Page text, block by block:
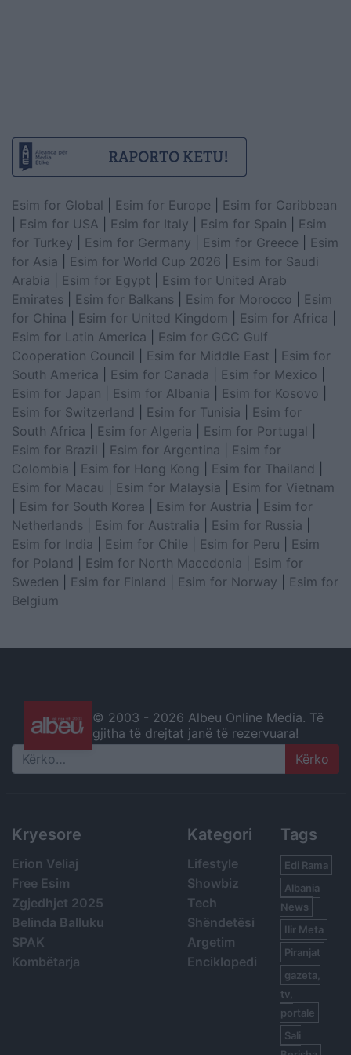
Esim for Global Esim for Europe
Esim for Caribbean
Esim for USA Esim for Italy Esim for Spain
Esim
for Turkey
Esim for Germany Esim for Greece
Esim
for Asia
Esim for World Cup 2026
Esim for Saudi
Arabia
Esim for Egypt
Esim for United Arab
Emirates
Esim for Balkans Esim for Morocco
Esim
for China
Esim for United Kingdom Esim for Africa
Esim for Latin America
Esim for GCC Gulf
Cooperation Council
Esim for Middle East
Esim for
South America
Esim for Canada Esim for Mexico
Esim for Japan
Esim for Albania Esim for Kosovo
Esim for Switzerland
Esim for Tunisia
Esim for
South Africa
Esim for Algeria Esim for Portugal
Esim for Brazil
Esim for Argentina
Esim for
Colombia
Esim for Hong Kong Esim for Thailand
Esim for Macau
Esim for Malaysia
Esim for Vietnam
Esim for South Korea Esim for Austria
Esim for
Netherlands
Esim for Australia Esim for Russia
Esim for India
Esim for Chile Esim for Peru
Esim
for Poland
Esim for North Macedonia
Esim for
Sweden
Esim for Finland Esim for Norway
Esim for
Belgium
© 2003 - 2026 Albeu Online Media. Të
gjitha të drejtat janë të rezervuara!
Search
Kryesore
Erion Veliaj
Free Esim
Zgjedhjet 2025
Belinda Balluku
SPAK
Kombëtarja
Kategori
Lifestyle
Showbiz
Tech
Shëndetësi
Argetim
Enciklopedi
Tags
Edi Rama
Albania
News
Ilir Meta
Piranjat
gazeta,
tv,
portale
Sali